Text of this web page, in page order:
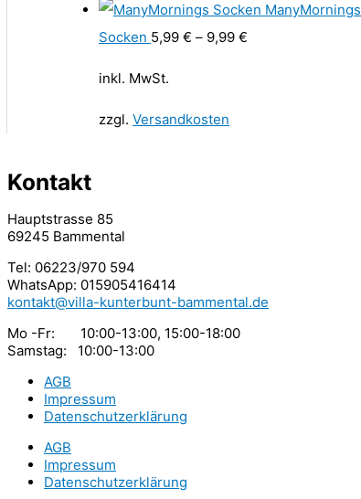
ManyMornings
Socken 5,99 € – 9,99 €
inkl. MwSt.
zzgl. Versandkosten
Kontakt
Hauptstrasse 85
69245 Bammental
Tel: 06223/970 594
WhatsApp: 015905416414
kontakt@villa-kunterbunt-bammental.de
Mo -Fr: 10:00-13:00, 15:00-18:00
Samstag: 10:00-13:00
AGB
Impressum
Datenschutzerklärung
AGB
Impressum
Datenschutzerklärung